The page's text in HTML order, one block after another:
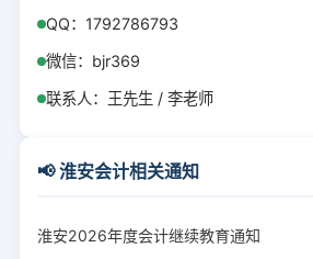
QQ：1792786793
微信：bjr369
联系人：王先生 / 李老师
📢 淮安会计相关通知
淮安2026年度会计继续教育通知